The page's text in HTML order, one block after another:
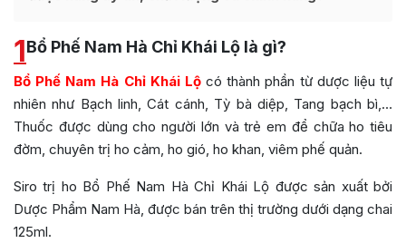
1Bổ Phế Nam Hà Chỉ Khái Lộ là gì?
Bổ Phế Nam Hà Chỉ Khái Lộcó thành phần từ dược liệu tự
nhiên như Bạch linh, Cát cánh, Tỳ bà diệp, Tang bạch bì,…
Thuốc được dùng cho người lớn và trẻ em để chữa ho tiêu
đờm, chuyên trị ho cảm, ho gió, ho khan, viêm phế quản.
Siro trị ho Bổ Phế Nam Hà Chỉ Khái Lộ được sản xuất bởi
Dược Phẩm Nam Hà, được bán trên thị trường dưới dạng chai
125ml.